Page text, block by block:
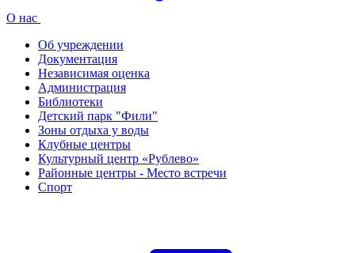
О нас
Об учреждении
Документация
Независимая оценка
Администрация
Библиотеки
Детский парк "Фили"
Зоны отдыха у воды
Клубные центры
Культурный центр «Рублево»
Районные центры - Место встречи
Спорт